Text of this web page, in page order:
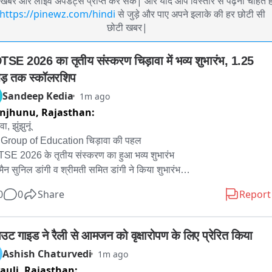
https://pinewz.com/hindi से जुड़े और पाए अपने इलाके की हर छोटी सी
छोटी खबर|
2026 का तृतीय संस्करण चिड़ावा में भव्य शुभारंभ, 1.25
तक स्कॉलरशिप
Sandeep Kedia 1m ago
Rajasthan:
झुंझुनूं
of Education चिड़ावा की पहल
2026 के तृतीय संस्करण का हुआ भव्य शुभारंभ
सुनिल डांगी व श्रीमती समित डांगी ने किया शुभारंभ
के साथ—साथ हरियाणा के विद्यार्थियों को मिलेगा मौका
MD Talent Search Exam में शामिल होते है हजारों बच्चे
जेईई समेत अन्य प्रतियोगी परीक्षाओं की तैयारी करवाती है संस्था
कॅरिअर लाइन कोचिंग के जरिए स्कूलिंग के साथ करवाती है तैयारी
0 Share Report
गाइड ने रैली से आमजन को वृक्षारोपण के लिए प्रेरित किया
Ashish Chaturvedi 1m ago